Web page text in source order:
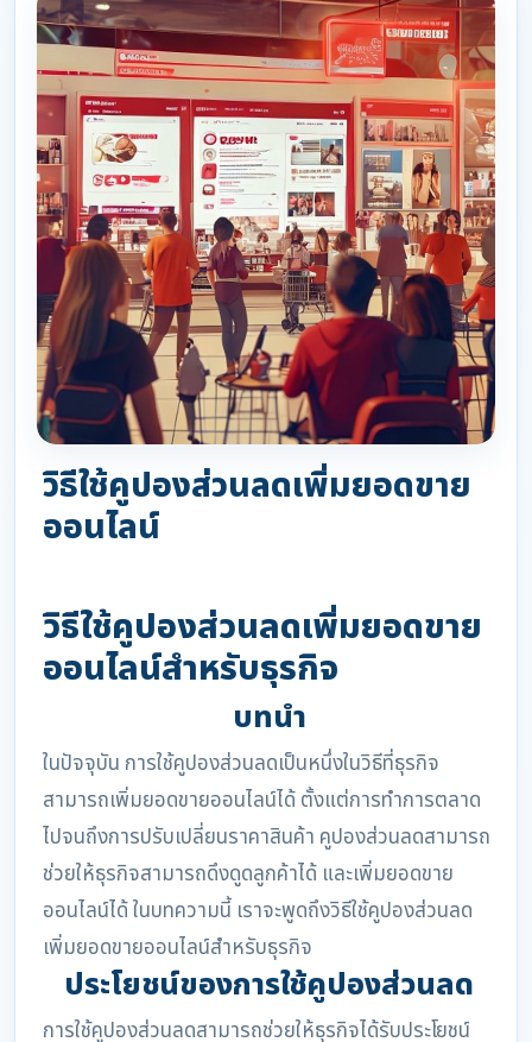
วิธีใช้คูปองส่วนลดเพิ่มยอดขาย
ออนไลน์
วิธีใช้คูปองส่วนลดเพิ่มยอดขาย
ออนไลน์สำหรับธุรกิจ
บทนำ
ในปัจจุบัน การใช้คูปองส่วนลดเป็นหนึ่งในวิธีที่ธุรกิจ
สามารถเพิ่มยอดขายออนไลน์ได้ ตั้งแต่การทำการตลาด
ไปจนถึงการปรับเปลี่ยนราคาสินค้า คูปองส่วนลดสามารถ
ช่วยให้ธุรกิจสามารถดึงดูดลูกค้าได้ และเพิ่มยอดขาย
ออนไลน์ได้ ในบทความนี้ เราจะพูดถึงวิธีใช้คูปองส่วนลด
เพิ่มยอดขายออนไลน์สำหรับธุรกิจ
ประโยชน์ของการใช้คูปองส่วนลด
การใช้คูปองส่วนลดสามารถช่วยให้ธุรกิจได้รับประโยชน์